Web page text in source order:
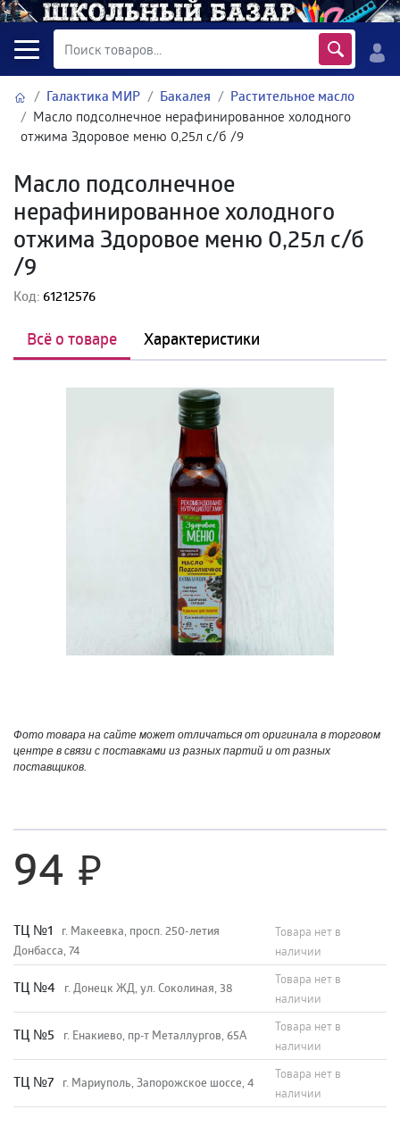
Галактика МИР Бакалея Растительное масло
Масло подсолнечное нерафинированное холодного
отжима Здоровое меню 0,25л с/б /9
Масло подсолнечное
нерафинированное холодного
отжима Здоровое меню 0,25л с/б
/9
Код: 61212576
Всё о товаре Характеристики
Фото товара на сайте может отличаться от оригинала в торговом
центре в связи с поставками из разных партий и от разных
поставщиков.
94
TЦ №1
г. Макеевка, просп. 250-летия
Донбасса, 74
Товара нет в
наличии
TЦ №4 г. Донецк ЖД, ул. Соколиная, 38
Товара нет в
наличии
TЦ №5 г. Енакиево, пр-т Металлургов, 65А
Товара нет в
наличии
ТЦ №7 г. Мариуполь, Запорожское шоссе, 4
Товара нет в
наличии